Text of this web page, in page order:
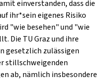
einverstanden, dass die
ihr*sein eigenes Risiko
"wie besehen" und "wie
Die TU Graz und ihre
gesetzlich zulässigen
stillschweigenden
ab, nämlich insbesondere